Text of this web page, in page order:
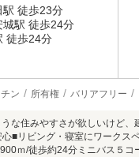
駅 徒歩23分
駅 徒歩24分
徒歩24分
ン 所有権 バリアフリー
な住みやすさが欲しいけど
■リビング・寝室にワーク
ｍ/徒歩約24分ミニバス５